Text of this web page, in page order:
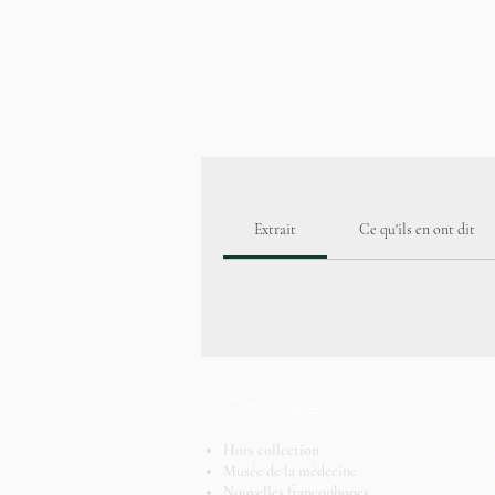
Extrait Ce qu'ils en ont dit
Hors collection
Musée de la médecine